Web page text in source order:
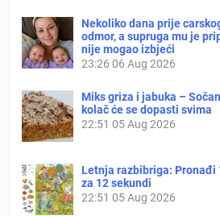
Nekoliko dana prije
odmor, a supruga mu je
nije mogao izbjeći
23:26 06 Aug 2026
Miks griza i jabuka –
kolač će se dopasti svima
22:51 05 Aug 2026
Letnja razbibriga: Pronađi
za 12 sekundi
22:51 05 Aug 2026